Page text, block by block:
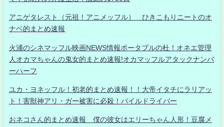
アニゲタレスト（元祖！アニメッフル） ひきこもりニートのオ
ナベ的まとめ速報
火浦のシネマッフル映画NEWS情報ポータブルの杜！オネエ管理
人オカマちゃんの鬼女的まとめ速報!オカマッフルアタックナンバ
ーハーフ
ユカ・ヨネッフル！初老的まとめ速報！！大帝イタチにラリアッ
ト！害獣神アリ・ガー被害に必殺！パイルドライバー
おネコさん的まとめ速報 僕の彼女はエリーちゃん人形！豆腐メ